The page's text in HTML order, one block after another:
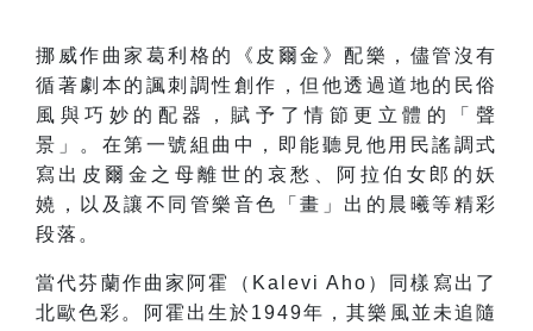
挪威作曲家葛利格的《皮爾金》配樂，儘管沒有
循著劇本的諷刺調性創作，但他透過道地的民俗
風與巧妙的配器，賦予了情節更立體的「聲
景」。在第一號組曲中，即能聽見他用民謠調式
寫出皮爾金之母離世的哀愁、阿拉伯女郎的妖
嬈，以及讓不同管樂音色「畫」出的晨曦等精彩
段落。
當代芬蘭作曲家阿霍（Kalevi Aho）同樣寫出了
北歐色彩。阿霍出生於1949年，其樂風並未追隨